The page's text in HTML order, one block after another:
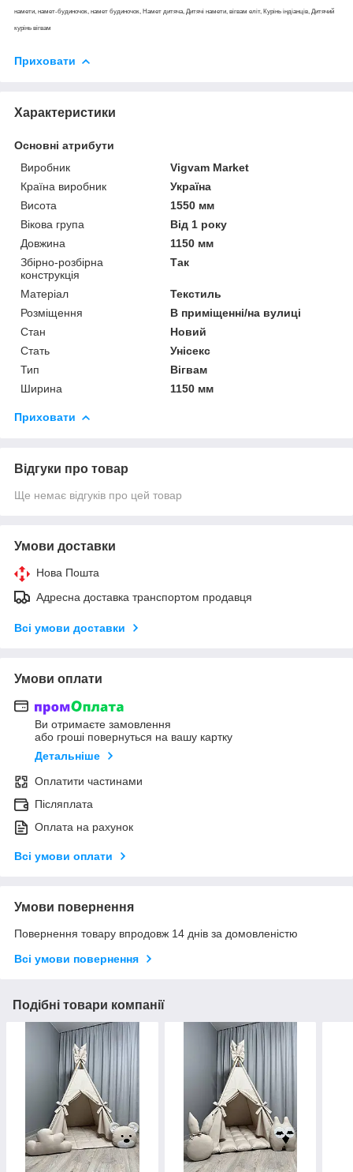
намети, намет-будиночок, намет будиночок, Намет дитяча, Дитячі намети, вігвам еліт, Курінь індіанців, Дитячий
курінь вігвам
Приховати
Характеристики
Основні атрибути
Виробник
Vigvam Market
Країна виробник
Україна
Висота
1550 мм
Вікова група
Від 1 року
Довжина
1150 мм
Збірно-розбірна
конструкція
Так
Матеріал
Текстиль
Розміщення
В приміщенні/на вулиці
Стан
Новий
Стать
Унісекс
Тип
Вігвам
Ширина
1150 мм
Приховати
Відгуки про товар
Ще немає відгуків про цей товар
Умови доставки
Нова Пошта
Адресна доставка транспортом продавця
Всі умови доставки
Умови оплати
Ви отримаєте замовлення
або гроші повернуться на вашу картку
Детальніше
Оплатити частинами
Післяплата
Оплата на рахунок
Всі умови оплати
Умови повернення
Повернення товару впродовж 14 днів за домовленістю
Всі умови повернення
Подібні товари компанії